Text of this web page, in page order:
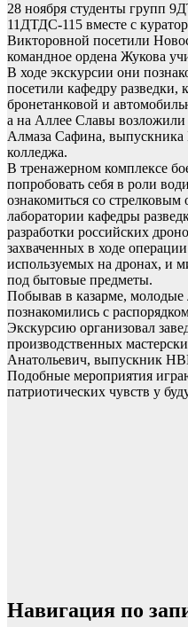
28 ноября студенты групп
11ДТДС-115 вместе с
Викторовной посетили
командное ордена Жукова
В ходе экскурсии они
посетили кафедру разведки,
бронетанковой и
а на Аллее Славы
Алмаза Сафина, выпускника
колледжа.
В тренажерном комплексе
попробовать себя в роли
ознакомиться со
лаборатории кафедры
разработки российских
захваченных в ходе
используемых на дронах, и
под бытовые предметы.
Побывав в казарме, молодые
познакомились с
Экскурсию организовал
производственных
Анатольевич, выпускник
Подобные мероприятия
патриотических чувств у
Навигация по